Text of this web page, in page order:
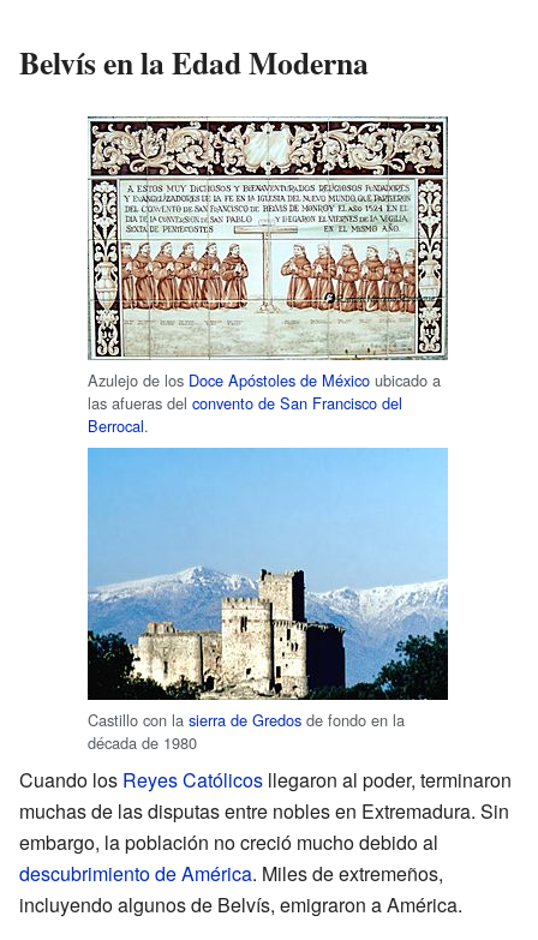
Belvís en la Edad Moderna
Azulejo de los Doce Apóstoles de México ubicado a
las afueras del convento de San Francisco del
Berrocal.
Castillo con la sierra de Gredos de fondo en la
década de 1980
Cuando los Reyes Católicos llegaron al poder, terminaron
muchas de las disputas entre nobles en Extremadura. Sin
embargo, la población no creció mucho debido al
descubrimiento de América. Miles de extremeños,
incluyendo algunos de Belvís, emigraron a América.